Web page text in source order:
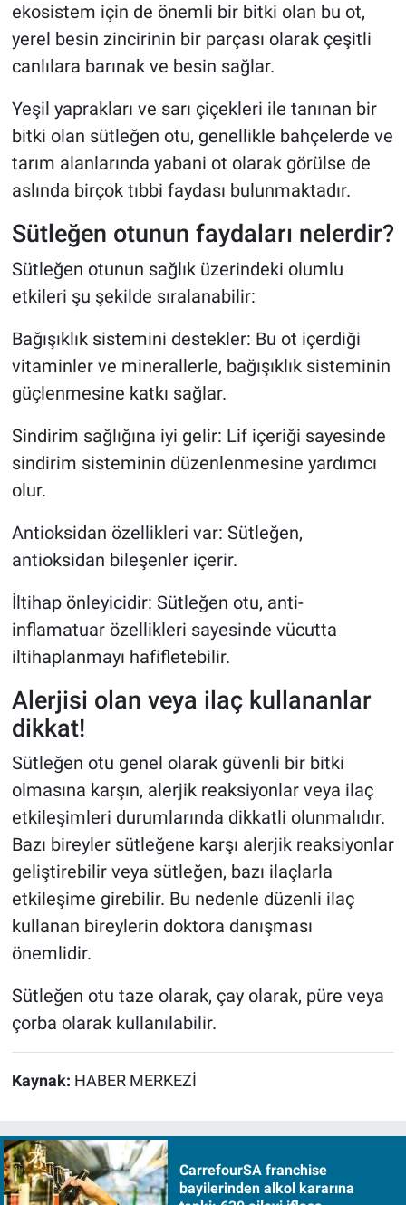
ekosistem için de önemli bir bitki olan bu ot,
yerel besin zincirinin bir parçası olarak çeşitli
canlılara barınak ve besin sağlar.
Yeşil yaprakları ve sarı çiçekleri ile tanınan bir
bitki olan sütleğen otu, genellikle bahçelerde ve
tarım alanlarında yabani ot olarak görülse de
aslında birçok tıbbi faydası bulunmaktadır.
Sütleğen otunun faydaları nelerdir?
Sütleğen otunun sağlık üzerindeki olumlu
etkileri şu şekilde sıralanabilir:
Bağışıklık sistemini destekler: Bu ot içerdiği
vitaminler ve minerallerle, bağışıklık sisteminin
güçlenmesine katkı sağlar.
Sindirim sağlığına iyi gelir: Lif içeriği sayesinde
sindirim sisteminin düzenlenmesine yardımcı
olur.
Antioksidan özellikleri var: Sütleğen,
antioksidan bileşenler içerir.
İltihap önleyicidir: Sütleğen otu, anti-
inflamatuar özellikleri sayesinde vücutta
iltihaplanmayı hafifletebilir.
Alerjisi olan veya ilaç kullananlar
dikkat!
Sütleğen otu genel olarak güvenli bir bitki
olmasına karşın, alerjik reaksiyonlar veya ilaç
etkileşimleri durumlarında dikkatli olunmalıdır.
Bazı bireyler sütleğene karşı alerjik reaksiyonlar
geliştirebilir veya sütleğen, bazı ilaçlarla
etkileşime girebilir. Bu nedenle düzenli ilaç
kullanan bireylerin doktora danışması
önemlidir.
Sütleğen otu taze olarak, çay olarak, püre veya
çorba olarak kullanılabilir.
Kaynak: HABER MERKEZİ
CarrefourSA franchise
bayilerinden alkol kararına